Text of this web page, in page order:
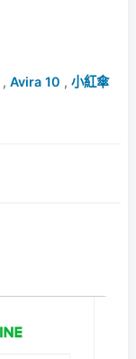
, Avira 10 , 小紅傘